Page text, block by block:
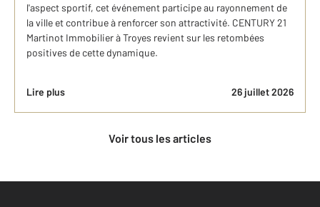
l'aspect sportif, cet événement participe au rayonnement de
la ville et contribue à renforcer son attractivité. CENTURY 21
Martinot Immobilier à Troyes revient sur les retombées
positives de cette dynamique.
Lire plus 26 juillet 2026
Voir tous les articles